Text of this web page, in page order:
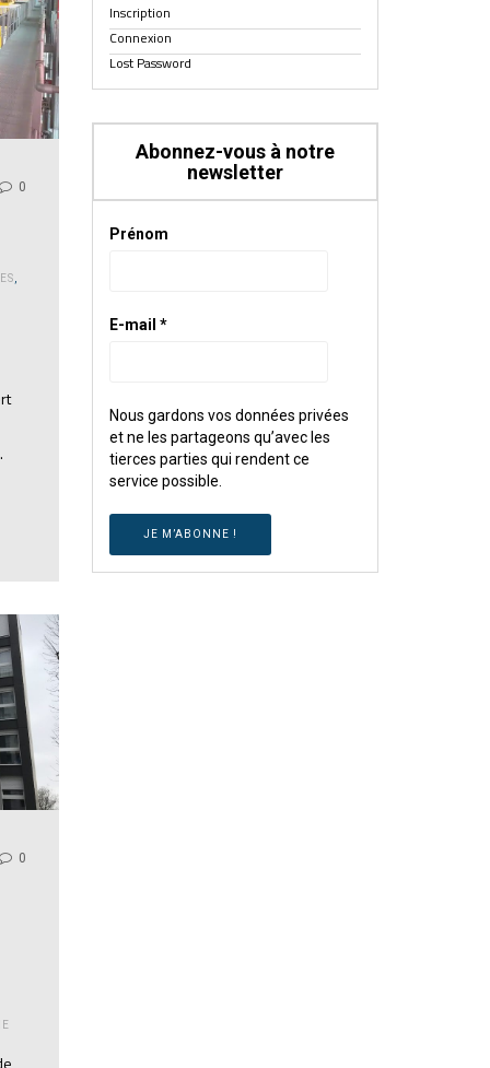
0
0
Inscription
Connexion
Lost Password
Abonnez-vous à notre
newsletter
Prénom
E-mail *
Nous gardons vos données privées
et ne les partageons qu’avec les
tierces parties qui rendent ce
service possible.